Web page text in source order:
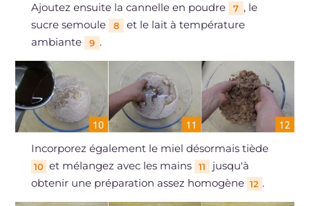
Ajoutez ensuite la cannelle en poudre 7 , le
sucre semoule
8
et le lait à température
ambiante
9 .
Incorporez également le miel désormais tiède
10 et mélangez avec les mains 11
jusqu'à
obtenir une préparation assez homogène 12 .